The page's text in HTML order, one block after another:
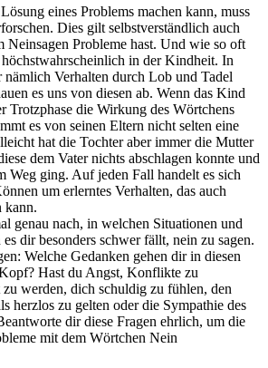
eines Problems machen kann, muss
Dies gilt selbstverständlich auch
Neinsagen Probleme hast. Und wie so oft
in der Kindheit. In
Verhalten durch Lob und Tadel
es uns von diesen ab. Wenn das Kind
Trotzphase die Wirkung des Wörtchens
es von seinen Eltern nicht selten eine
hat die Tochter aber immer die Mutter
dem Vater nichts abschlagen konnte und
Weg ging. Auf jeden Fall handelt es sich
um erlerntes Verhalten, das auch
kann.
genau nach, in welchen Situationen und
dir besonders schwer fällt, nein zu sagen.
Welche Gedanken gehen dir in diesen
Hast du Angst, Konflikte zu
werden, dich schuldig zu fühlen, den
herzlos zu gelten oder die Sympathie des
dir diese Fragen ehrlich, um die
mit dem Wörtchen Nein